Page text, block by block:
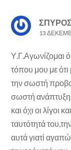
13
Υ.Γ.Αγωνίζομαι
τόπου μου με
την σωστή
σωστή
και όχι οι λίγοι
ταυτότητά
αυτά γιατί